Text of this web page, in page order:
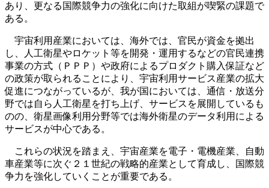
あり、更なる国際競争力の強化に向けた取組が喫緊の課題で
ある。
宇宙利用産業においては、海外では、官民が資金を拠出
し、人工衛星やロケット等を開発・運用するなどの官民連携
事業の方式（ＰＰＰ）や政府によるプロダクト購入保証など
の政策が取られることにより、宇宙利用サービス産業の拡大
促進につながっているが、我が国においては、通信・放送分
野では自ら人工衛星を打ち上げ、サービスを展開しているも
のの、衛星画像利用分野等では海外衛星のデータ利用による
サービスが中心である。
これらの状況を踏まえ、宇宙産業を電子・電機産業、自動
車産業等に次ぐ２１世紀の戦略的産業として育成し、国際競
争力を強化していくことが重要である。